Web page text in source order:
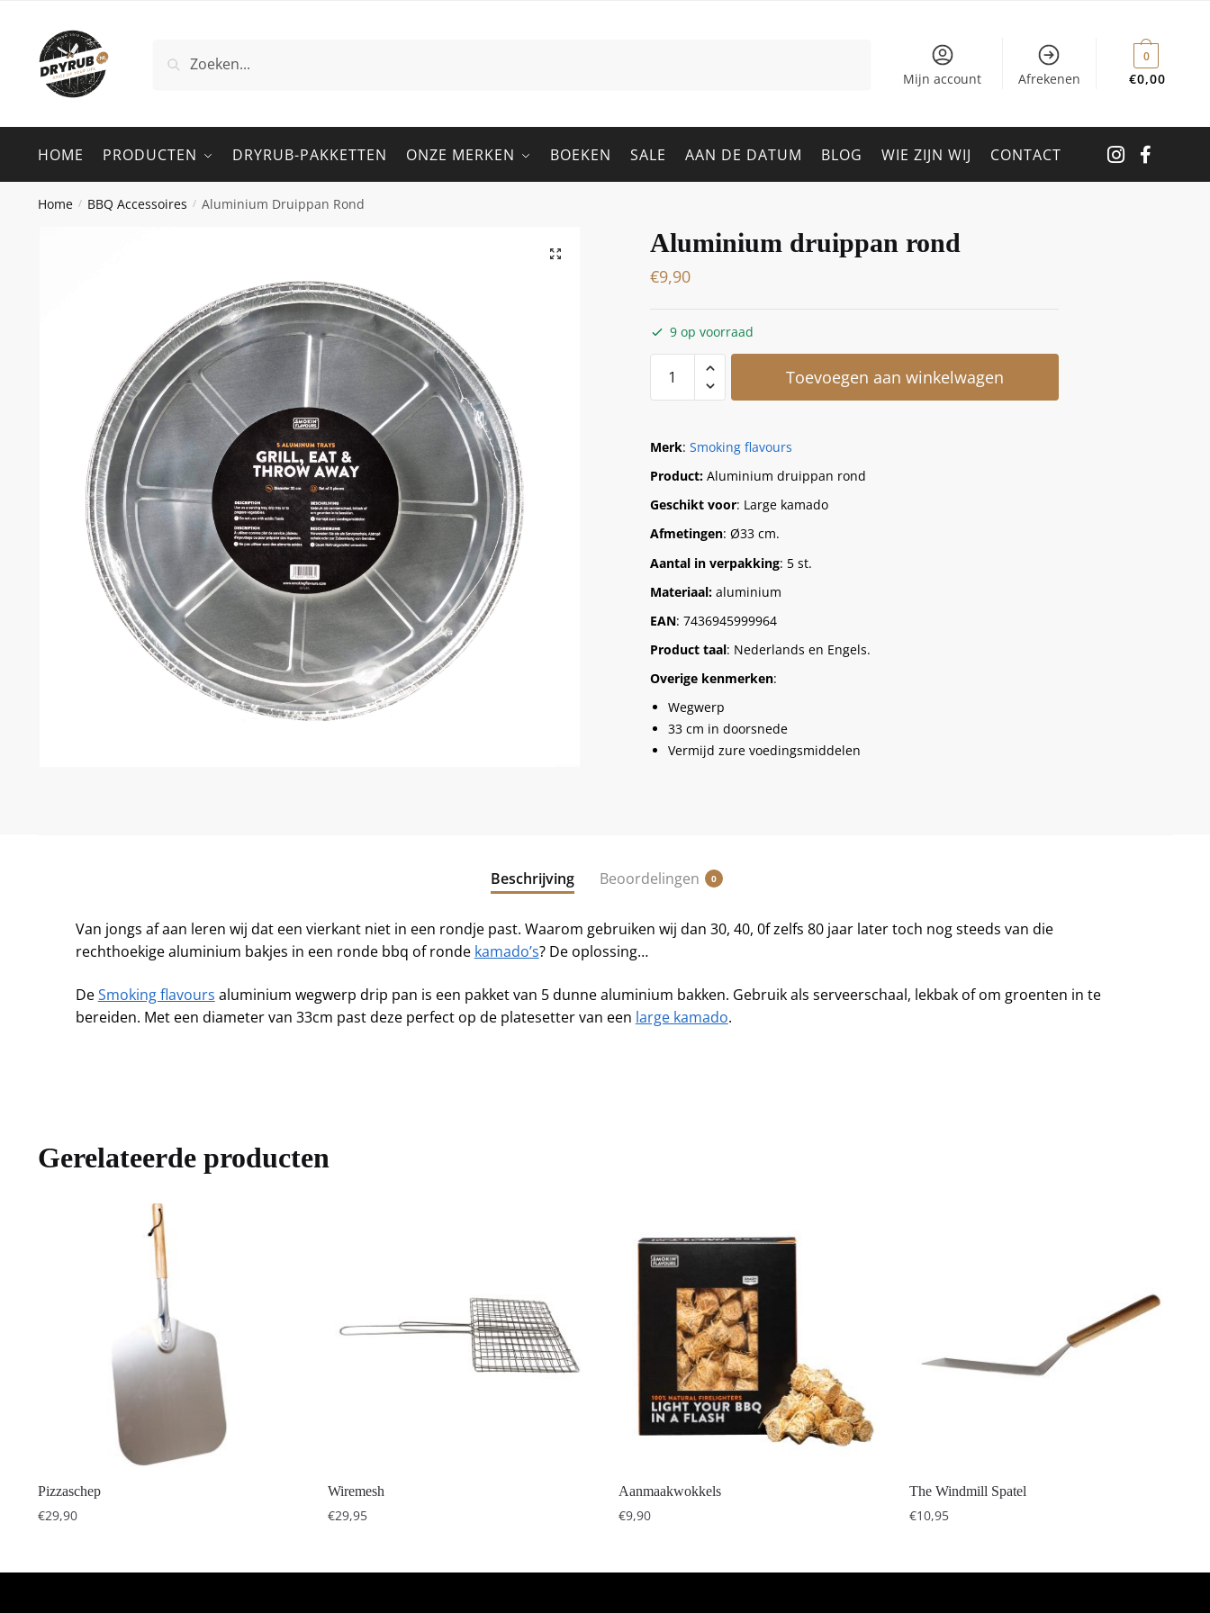
Zoeken
Mijn account Afrekenen €0,00
0
HOME PRODUCTEN DRYRUB-PAKKETTEN ONZE MERKEN BOEKEN SALE AAN DE DATUM BLOG WIE ZIJN WIJ CONTACT
Home / BBQ Accessoires / Aluminium Druippan Rond
Aluminium druippan rond
€9,90
9 op voorraad
Toevoegen aan winkelwagen
Merk:Smoking flavours
Product: Aluminium druippan rond
Geschikt voor: Large kamado
Afmetingen: Ø33 cm.
Aantal in verpakking: 5 st.
Materiaal:aluminium
EAN: 7436945999964
Product taal: Nederlands en Engels.
Overige kenmerken:
Wegwerp
33 cm in doorsnede
Vermijd zure voedingsmiddelen
Beschrijving Beoordelingen 0
Van jongs af aan leren wij dat een vierkant niet in een rondje past. Waarom gebruiken wij dan 30, 40, 0f zelfs 80 jaar later toch nog steeds van die
rechthoekige aluminium bakjes in een ronde bbq of ronde kamado’s? De oplossing…
DeSmoking flavours aluminium wegwerp drip pan is een pakket van 5 dunne aluminium bakken. Gebruik als serveerschaal, lekbak of om groenten in te
bereiden. Met een diameter van 33cm past deze perfect op de platesetter van een large kamado.
Gerelateerde producten
Pizzaschep
€29,90
Wiremesh
€29,95
Aanmaakwokkels
€9,90
The Windmill Spatel
€10,95